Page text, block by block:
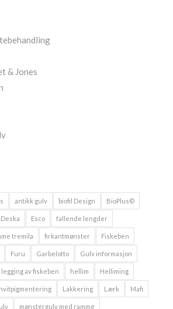
& Jones
antikk gulv biofil Design BioPlus©
Deska Esco fallende lengder
tremila firkantmønster Fiskeben
Furu Garbelotto Gulv informasjon
legging av fiskeben hellim Helliming
hvitpigmentering Lakkering Lærk Mafi
mønstergulv med ramme